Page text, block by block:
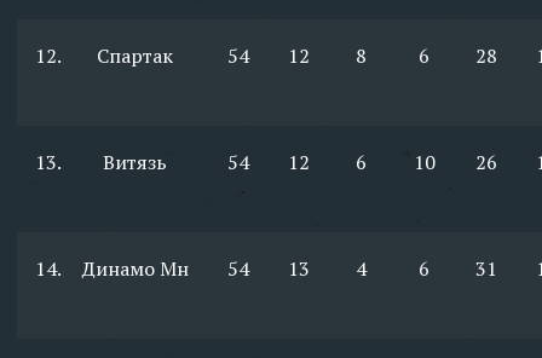
12. Спартак 54 12 8 6 28
13. Витязь 54 12 6 10 26
14. Динамо Мн 54 13 4 6 31